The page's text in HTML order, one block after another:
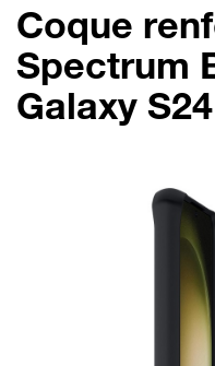
Coque
Spectrum
Galaxy